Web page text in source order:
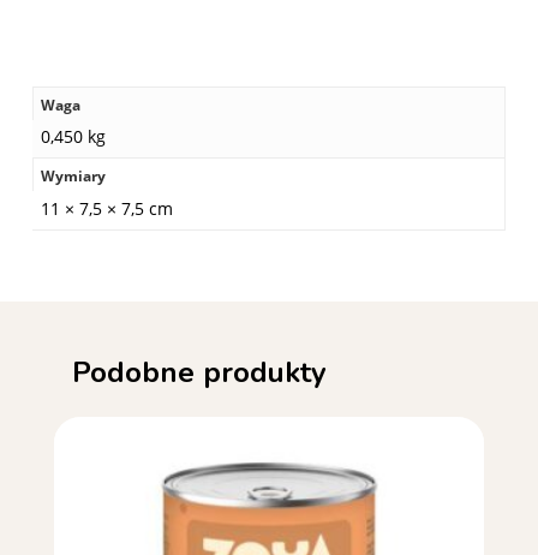
Waga
0,450 kg
Wymiary
11 × 7,5 × 7,5 cm
Podobne produkty